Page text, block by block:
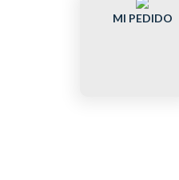
MI PEDIDO